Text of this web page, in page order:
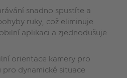
snadno spustíte a
ruky, což eliminuje
aplikaci a zjednodušuje
orientace kamery pro
dynamické situace